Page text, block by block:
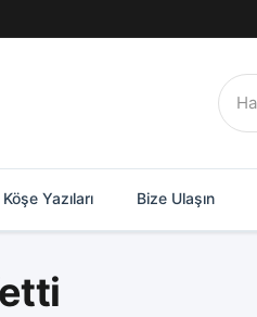
Ara:
Köşe Yazıları Bize Ulaşın